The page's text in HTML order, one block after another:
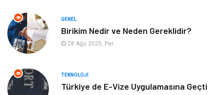
Webmaster Araçları
Görsel
GENEL
Birikim Nedir ve Neden Gereklidir?
28 Ağu 2025, Per
TEKNOLOJI
Türkiye de E-Vize Uygulamasına Geçti